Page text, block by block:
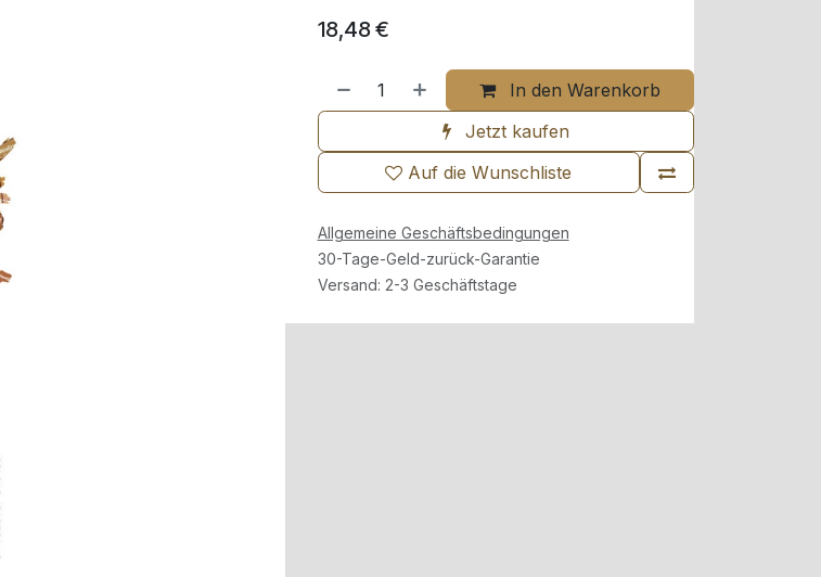
18,48€
In den Warenkorb
Jetzt kaufen
Auf die Wunschliste
Allgemeine Geschäftsbedingungen
30-Tage-Geld-zurück-Garantie
Versand: 2-3 Geschäftstage